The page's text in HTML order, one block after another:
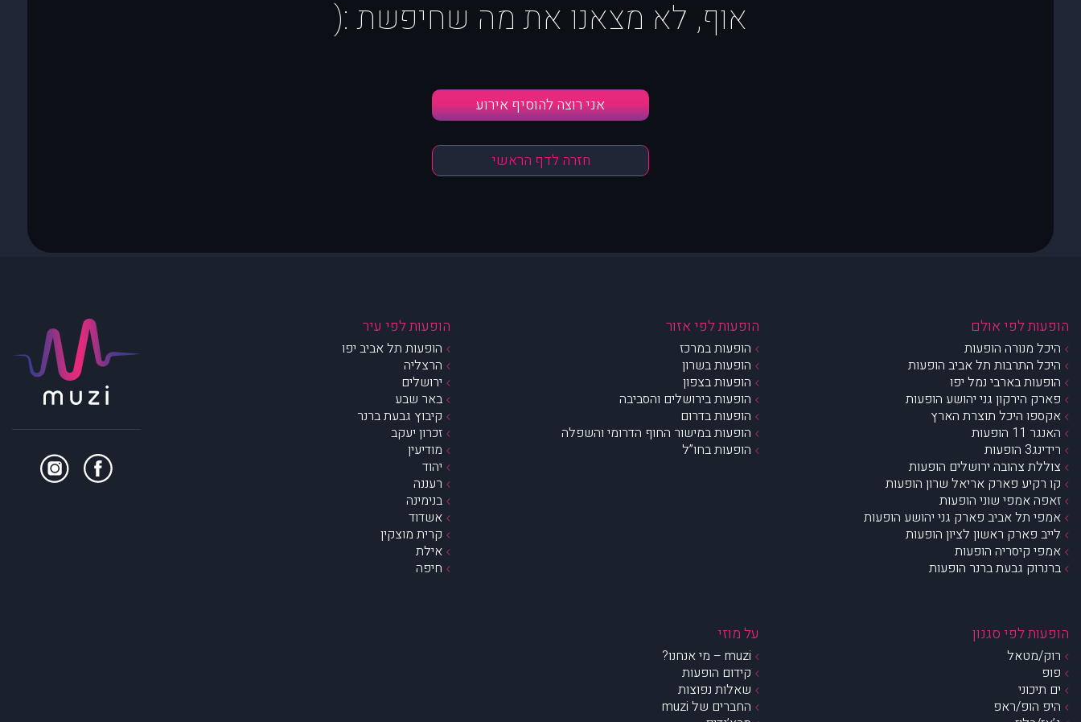
אוף, לא מצאנו את מה שחיפשת :(
אני רוצה להוסיף אירוע
חזרה לדף הראשי
הופעות לפי אולם
היכל מנורה הופעות
היכל התרבות תל אביב הופעות
הופעות בארבי נמל יפו
פארק הירקון גני יהושע הופעות
אקספו היכל תוצרת הארץ
האנגר 11 הופעות
רידינג3 הופעות
צוללת צהובה ירושלים הופעות
קו רקיע פארק אריאל שרון הופעות
זאפה אמפי שוני הופעות
אמפי תל אביב פארק גני יהושע הופעות
לייב פארק ראשון לציון הופעות
אמפי קיסריה הופעות
ברנרוק גבעת ברנר הופעות
הופעות לפי אזור
הופעות במרכז
הופעות בשרון
הופעות בצפון
הופעות בירושלים והסביבה
הופעות בדרום
הופעות במישור החוף הדרומי והשפלה
הופעות בחו”ל
הופעות לפי עיר
הופעות תל אביב יפו
הרצליה
ירושלים
באר שבע
קיבוץ גבעת ברנר
זכרון יעקב
מודיעין
יהוד
רעננה
בנימינה
אשדוד
קרית מוצקין
אילת
חיפה
הופעות לפי סגנון
רוק/מטאל
פופ
ים תיכוני
היפ הופ/ראפ
על מוזי
muzi – מי אנחנו?
קידום הופעות
שאלות נפוצות
החברים של muzi